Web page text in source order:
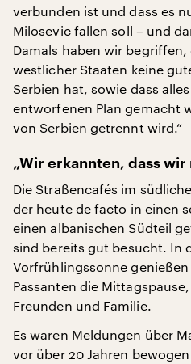
verbunden ist und dass es
Milosevic fallen soll – und
Damals haben wir begriffen,
westlicher Staaten keine
Serbien hat, sowie dass
entworfenen Plan gemacht
von Serbien getrennt wird.“
„Wir erkannten, dass
Die Straßencafés im
der heute de facto in einen
einen albanischen Südteil
sind bereits gut besucht. In
Vorfrühlingssonne
Passanten die
Freunden und Familie.
Es waren Meldungen über
vor über 20 Jahren